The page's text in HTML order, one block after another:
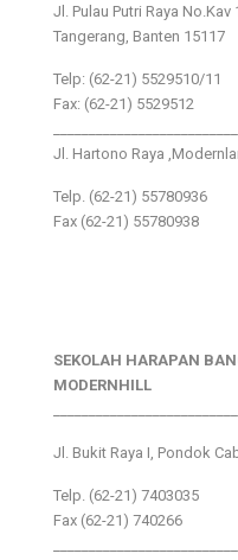
Jl. Pulau Putri Raya
Tangerang, Banten 15117
Telp: (62-21) 5529510/11
Fax: (62-21) 5529512
Jl. Hartono Raya
Telp. (62-21) 55780936
Fax (62-21) 55780938
SEKOLAH HARAPAN
MODERNHILL
Jl. Bukit Raya I, Pondok
Telp. (62-21) 7403035
Fax (62-21) 740266